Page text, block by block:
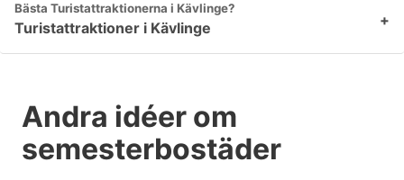
Bästa Turistattraktionerna i Kävlinge?
Turistattraktioner i Kävlinge +
Andra idéer om
semesterbostäder